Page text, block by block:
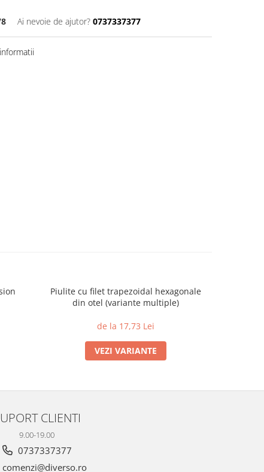
Ai nevoie de ajutor? 0737337377
Piulite cu filet trapezoidal hexagonale
din otel (variante multiple)
de la 17,73 Lei
VEZI VARIANTE
CLIENTI
9.00-19.00
0737337377
comenzi@diverso.ro